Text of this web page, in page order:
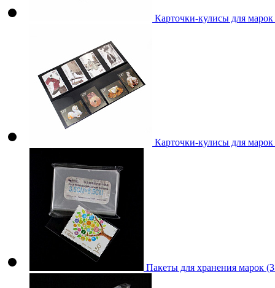
Карточки-кулисы для
Карточки-кулисы для
Пакеты для хранения марок